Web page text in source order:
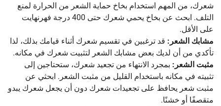
شعرك، من المهم استخدام بخاخ حماية الشعر من الحرارة لمنع
التلف. ابحث عن بخاخ يحمي شعرك حتى 400 درجة فهرنهايت
على الأقل.
مشابك الشعر: قد ترغبين في تقسيم شعرك أثناء قيامك بذلك، لذا
تأكدي من أن لديك بعض مشابك الشعر لتثبيت شعرك في مكانه.
مثبت الشعر: بمجرد الانتهاء من تجعيد شعرك، ستحتاجين إلى
تثبيته في مكانه باستخدام القليل من مثبت الشعر. ابحثي عن
مثبت شعر يحافظ على تجعيدات شعرك دون أن يجعل شعرك يبدو
متقصفًا أو خشنًا.